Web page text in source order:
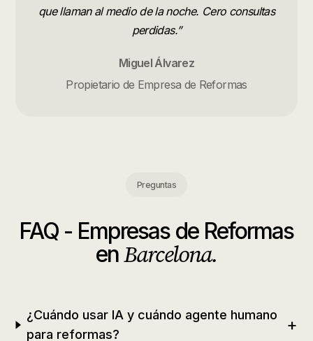
que llaman al medio de la noche. Cero consultas
perdidas.”
Miguel Álvarez
Propietario de Empresa de Reformas
Preguntas
FAQ - Empresas de Reformas
enBarcelona.
¿Cuándo usar IA y cuándo agente humano
para reformas?
+